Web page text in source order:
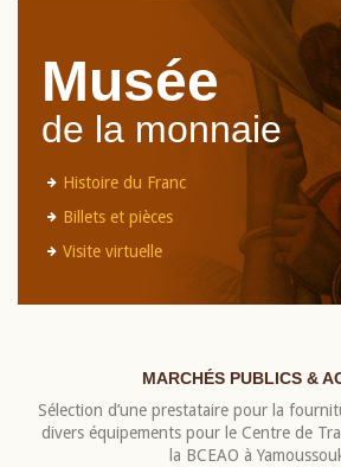
Musée
de la monnaie
Histoire du Franc
Billets et pièces
Visite virtuelle
MARCHÉS PUBLICS &
Sélection d’une prestataire pour la
divers équipements pour le Centre de
la BCEAO à